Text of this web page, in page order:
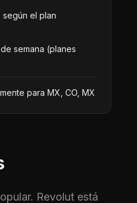
según el plan
semana (planes
para MX, CO, MX
Revolut está